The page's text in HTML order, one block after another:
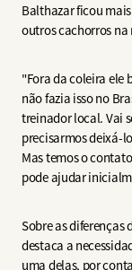
Balthazar ficou
outros cachorros na
"Fora da coleira ele
não fazia isso no
treinador local. Vai
precisarmos deixá-
Mas temos o
pode ajudar
Sobre as diferenças
destaca a
uma delas, por